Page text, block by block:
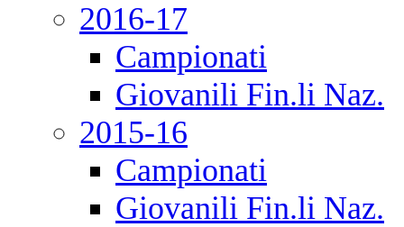
2016-17
Campionati
Giovanili Fin.li Naz.
2015-16
Campionati
Giovanili Fin.li Naz.